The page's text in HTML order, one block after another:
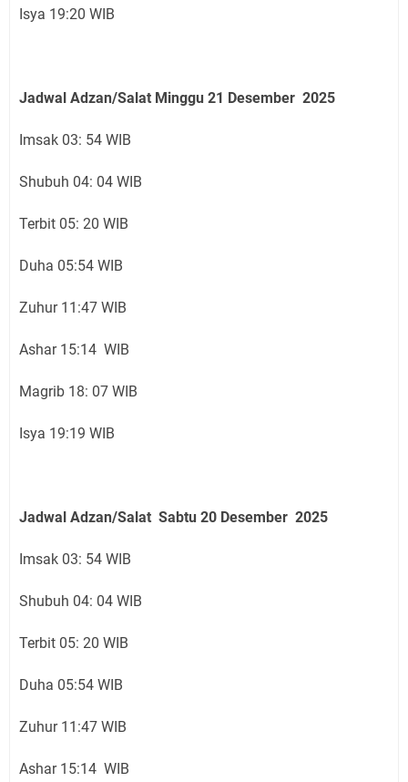
Isya 19:20 WIB
Jadwal Adzan/Salat Minggu 21 Desember 2025
Imsak 03: 54 WIB
Shubuh 04: 04 WIB
Terbit 05: 20 WIB
Duha 05:54 WIB
Zuhur 11:47 WIB
Ashar 15:14 WIB
Magrib 18: 07 WIB
Isya 19:19 WIB
Jadwal Adzan/Salat Sabtu 20 Desember 2025
Imsak 03: 54 WIB
Shubuh 04: 04 WIB
Terbit 05: 20 WIB
Duha 05:54 WIB
Zuhur 11:47 WIB
Ashar 15:14 WIB